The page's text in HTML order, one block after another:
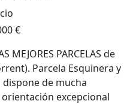
€
MEJORES PARCELAS de
Parcela Esquinera y
de mucha
excepcional